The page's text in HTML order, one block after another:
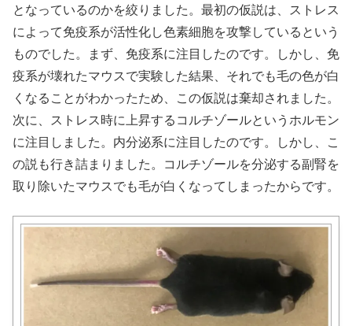
となっているのかを絞りました。最初の仮説は、ストレス
によって免疫系が活性化し色素細胞を攻撃しているという
ものでした。まず、免疫系に注目したのです。しかし、免
疫系が壊れたマウスで実験した結果、それでも毛の色が白
くなることがわかったため、この仮説は棄却されました。
次に、ストレス時に上昇するコルチゾールというホルモン
に注目しました。内分泌系に注目したのです。しかし、こ
の説も行き詰まりました。コルチゾールを分泌する副腎を
取り除いたマウスでも毛が白くなってしまったからです。